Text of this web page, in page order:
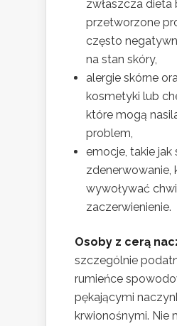
zwłaszcza
przetworzone
często
na stan skóry,
alergie skórne
kosmetyki lub
które mogą
problem,
emocje, takie jak
zdenerwowanie,
wywoływać
zaczerwienienie.
Osoby z cerą
szczególnie
rumieńce
pękającymi
krwionośnymi. Nie